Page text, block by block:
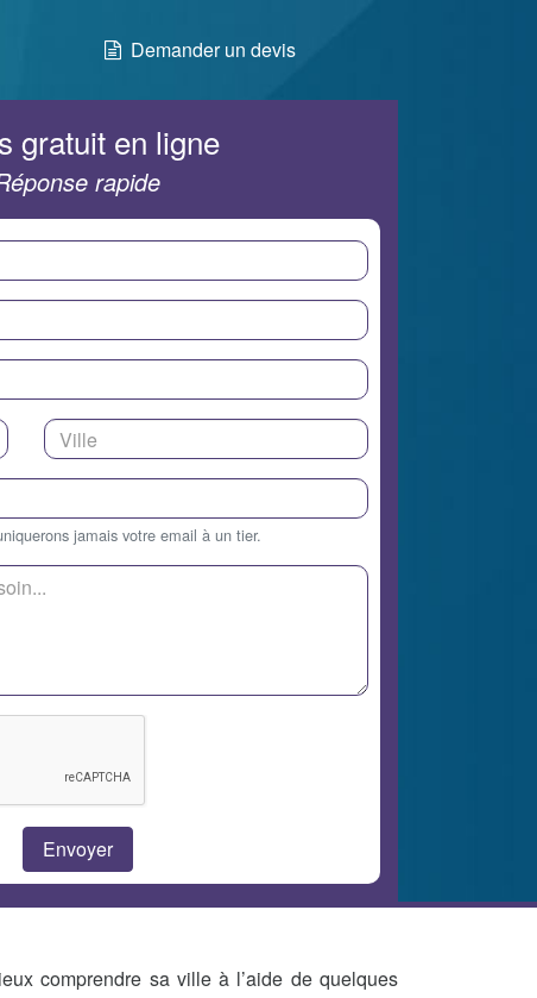
Demander un devis
gratuit en ligne
rapide
jamais votre email à un tier.
comprendre sa ville à l’aide de quelques